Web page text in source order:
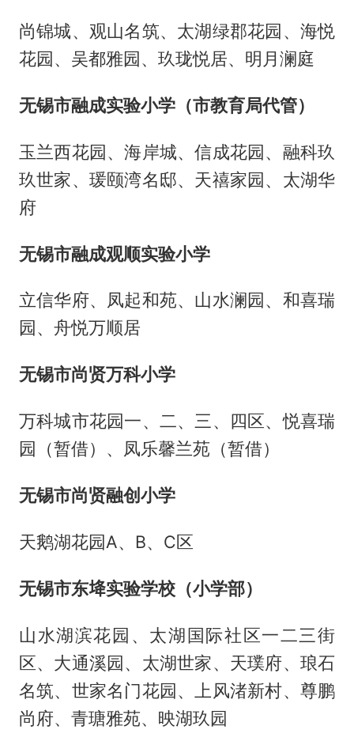
尚锦城、观山名筑、太湖绿郡花园、海悦
花园、吴都雅园、玖珑悦居、明月澜庭
无锡市融成实验小学（市教育局代管）
玉兰西花园、海岸城、信成花园、融科玖
玖世家、瑗颐湾名邸、天禧家园、太湖华
府
无锡市融成观顺实验小学
立信华府、凤起和苑、山水澜园、和喜瑞
园、舟悦万顺居
无锡市尚贤万科小学
万科城市花园一、二、三、四区、悦喜瑞
园（暂借）、凤乐馨兰苑（暂借）
无锡市尚贤融创小学
天鹅湖花园A、B、C区
无锡市东鿍实验学校（小学部）
山水湖滨花园、太湖国际社区一二三街
区、大通溪园、太湖世家、天璞府、琅石
名筑、世家名门花园、上风渚新村、尊鹏
尚府、青瑭雅苑、映湖玖园